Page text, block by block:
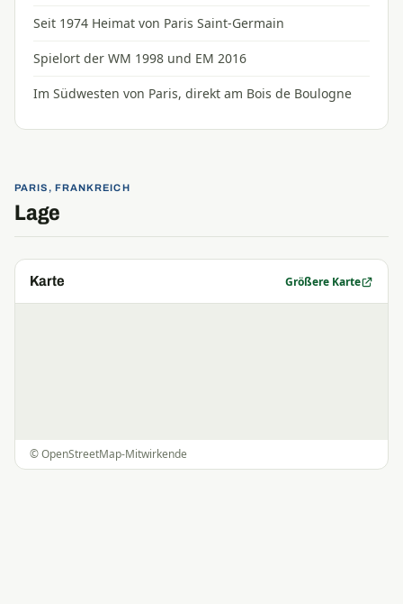
Seit 1974 Heimat von Paris Saint-Germain
Spielort der WM 1998 und EM 2016
Im Südwesten von Paris, direkt am Bois de Boulogne
PARIS, FRANKREICH
Lage
Karte Größere Karte
©OpenStreetMap-Mitwirkende